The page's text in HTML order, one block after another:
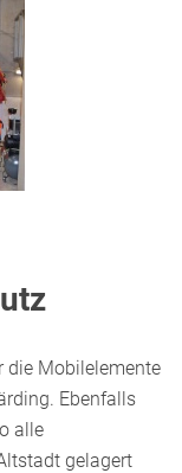
die Mobilelemente
Ebenfalls
alle
gelagert